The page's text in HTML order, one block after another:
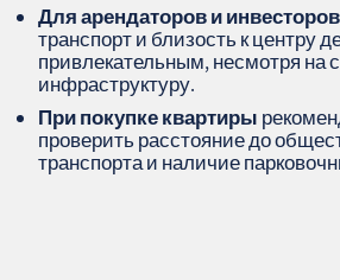
Для арендаторов и инвесторов
транспорт и близость к центру
привлекательным, несмотря на
инфраструктуру.
При покупке квартиры
проверить расстояние до
транспорта и наличие